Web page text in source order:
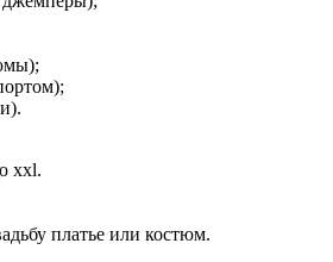
xxl.
платье или костюм.